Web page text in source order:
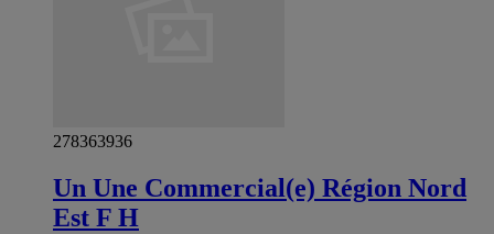
278363936
Un Une Commercial(e) Région Nord
Est F H